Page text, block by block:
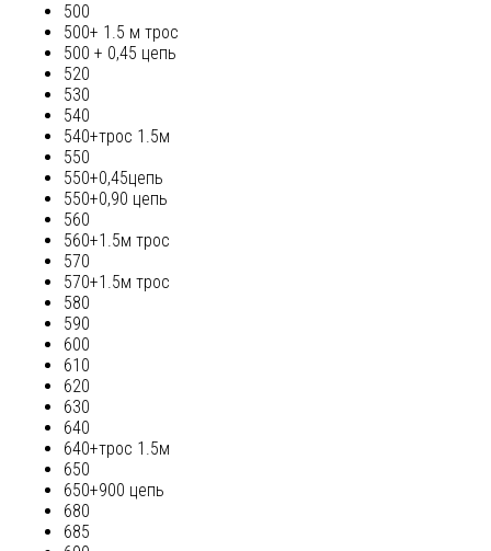
500
500+ 1.5 м трос
500 + 0,45 цепь
520
530
540
540+трос 1.5м
550
550+0,45цепь
550+0,90 цепь
560
560+1.5м трос
570
570+1.5м трос
580
590
600
610
620
630
640
640+трос 1.5м
650
650+900 цепь
680
685